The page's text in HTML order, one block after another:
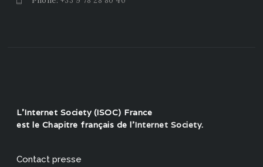
L'Internet Society (ISOC) France
est le Chapitre français de l'Internet Society.
Contact presse